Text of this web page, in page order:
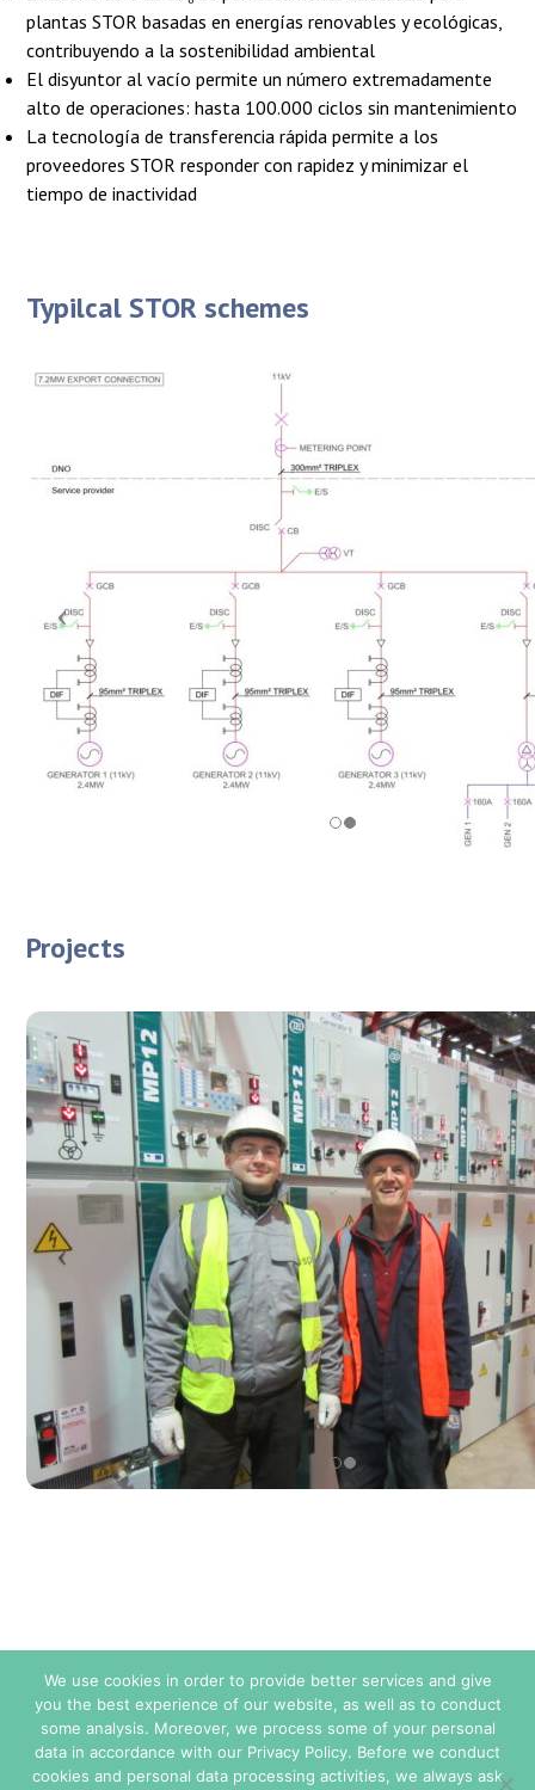
plantas STOR basadas en energías renovables y ecológicas,
contribuyendo a la sostenibilidad ambiental
El disyuntor al vacío permite un número extremadamente
alto de operaciones: hasta 100.000 ciclos sin mantenimiento
La tecnología de transferencia rápida permite a los
proveedores STOR responder con rapidez y minimizar el
tiempo de inactividad
Typilcal STOR schemes
Projects
Condiciones de Venta
We use cookies in order to provide better services and give
you the best experience of our website, as well as to conduct
some analysis. Moreover, we process some of your personal
data in accordance with our Privacy Policy. Before we conduct
cookies and personal data processing activities, we always ask